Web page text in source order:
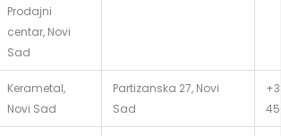
Prodajni
centar, Novi
Sad
Kerametal,
Novi Sad
Partizanska 27, Novi
Sad